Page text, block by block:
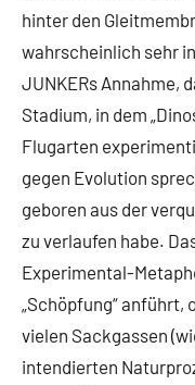
hinter den
wahrscheinlich sehr
JUNKERs Annahme,
Stadium, in dem
Flugarten
gegen Evolution
geboren aus der
zu verlaufen habe.
Experimental-
„Schöpfung“
vielen Sackgassen
intendierten